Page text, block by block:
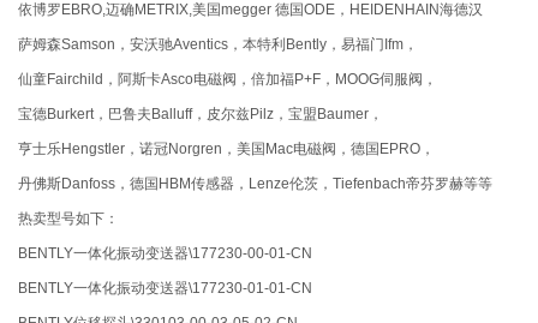
依博罗EBRO,迈确METRIX,美国megger 德国ODE，HEIDENHAIN海德汉
萨姆森Samson，安沃驰Aventics，本特利Bently，易福门Ifm，
仙童Fairchild，阿斯卡Asco电磁阀，倍加福P+F，MOOG伺服阀，
宝德Burkert，巴鲁夫Balluff，皮尔兹Pilz，宝盟Baumer，
亨士乐Hengstler，诺冠Norgren，美国Mac电磁阀，德国EPRO，
丹佛斯Danfoss，德国HBM传感器，Lenze伦茨，Tiefenbach帝芬罗赫等等
热卖型号如下：
BENTLY一体化振动变送器\177230-00-01-CN
BENTLY一体化振动变送器\177230-01-01-CN